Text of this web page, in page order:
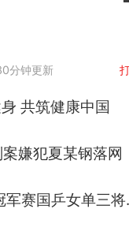
分钟更新
共筑健康中国
嫌犯夏某钢落网
WTT